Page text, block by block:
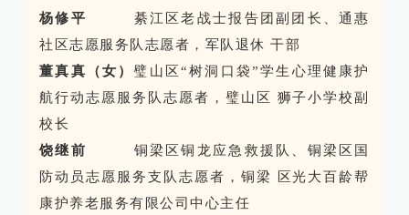
杨修平 綦江区老战士报告团副团长、通惠
社区志愿服务队志愿者，军队退休 干部
董真真（女）璧山区“树洞口袋”学生心理健康护
航行动志愿服务队志愿者，璧山区 狮子小学校副
校长
饶继前
铜梁区铜龙应急救援队、铜梁区国
防动员志愿服务支队志愿者，铜梁 区光大百龄帮
康护养老服务有限公司中心主任